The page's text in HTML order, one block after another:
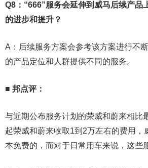
Q8：“666”服务会延伸到威马后续产品
的进步和提升？
A：后续服务方案会参考该方案进行不
的产品定位和人群提供不同的服务。
■ 邦点评：
与近期公布服务计划的荣威和蔚来相比
起荣威和蔚来收取1到2万左右的费用，
本免费的，而对于日常用车来说，这些